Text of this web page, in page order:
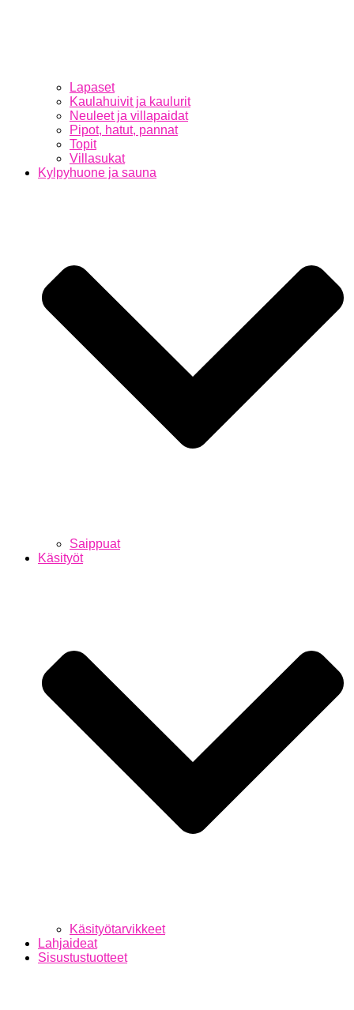
Lapaset
Kaulahuivit ja kaulurit
Neuleet ja villapaidat
Pipot, hatut, pannat
Topit
Villasukat
Kylpyhuone ja sauna
Saippuat
Käsityöt
Käsityötarvikkeet
Lahjaideat
Sisustustuotteet